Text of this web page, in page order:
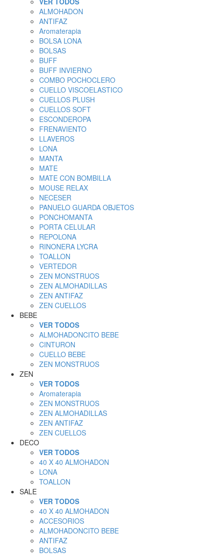
ALMOHADON
ANTIFAZ
Aromaterapia
BOLSA LONA
BOLSAS
BUFF
BUFF INVIERNO
COMBO POCHOCLERO
CUELLO VISCOELASTICO
CUELLOS PLUSH
CUELLOS SOFT
ESCONDEROPA
FRENAVIENTO
LLAVEROS
LONA
MANTA
MATE
MATE CON BOMBILLA
MOUSE RELAX
NECESER
PANUELO GUARDA OBJETOS
PONCHOMANTA
PORTA CELULAR
REPOLONA
RINONERA LYCRA
TOALLON
VERTEDOR
ZEN MONSTRUOS
ZEN ALMOHADILLAS
ZEN ANTIFAZ
ZEN CUELLOS
BEBE
VER TODOS
ALMOHADONCITO BEBE
CINTURON
CUELLO BEBE
ZEN MONSTRUOS
ZEN
VER TODOS
Aromaterapia
ZEN MONSTRUOS
ZEN ALMOHADILLAS
ZEN ANTIFAZ
ZEN CUELLOS
DECO
VER TODOS
40 X 40 ALMOHADON
LONA
TOALLON
SALE
VER TODOS
40 X 40 ALMOHADON
ACCESORIOS
ALMOHADONCITO BEBE
ANTIFAZ
BOLSAS